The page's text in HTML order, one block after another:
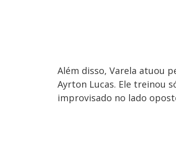
Além disso, Varela atuou
Ayrton Lucas. Ele treinou
improvisado no lado